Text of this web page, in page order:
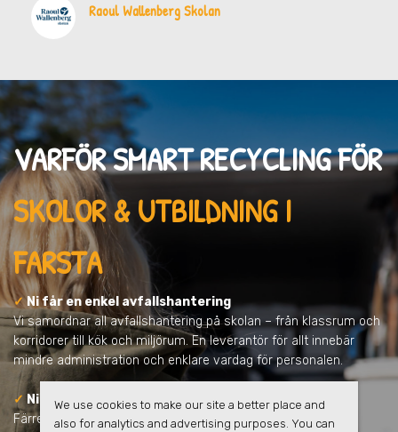
Raoul Wallenberg Skolan
VARFÖR SMART RECYCLING FÖR
SKOLOR & UTBILDNING I
FARSTA
✓ Ni får en enkel avfallshantering
Vi samordnar all avfallshantering på skolan – från klassrum och
korridorer till kök och miljörum. En leverantör för allt innebär
mindre administration och enklare vardag för personalen.
✓ Ni minskar skolans klimatpåverkan
Färre transporter, tydligare sortering och ökad återvinning
We use cookies to make our site a better place and
also for analytics and advertising purposes. You can